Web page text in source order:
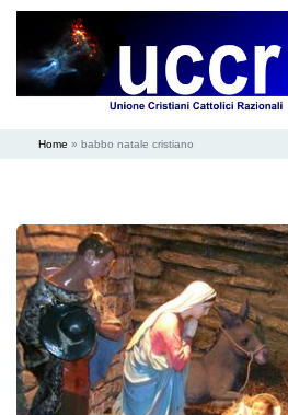
Home » babbo natale cristiano